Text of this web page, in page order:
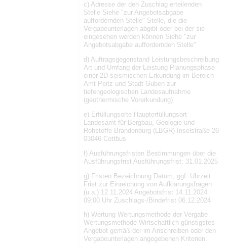
c) Adresse der den Zuschlag erteilenden
Stelle Siehe "zur Angebotsabgabe
auffordernden Stelle" Stelle, die die
Vergabeunterlagen abgibt oder bei der sie
eingesehen werden können Siehe "zur
Angebotsabgabe auffordernden Stelle"
d) Auftragsgegenstand Leistungsbeschreibung
Art und Umfang der Leistung Planungsphase
einer 2D-seismischen Erkundung im Bereich
Amt Peitz und Stadt Guben zur
tiefengeologischen Landesaufnahme
(geothermische Vorerkundung)
e) Erfüllungsorte Haupterfüllungsort
Landesamt für Bergbau, Geologie und
Rohstoffe Brandenburg (LBGR) Inselstraße 26
03046 Cottbus
f) Ausführungsfristen Bestimmungen über die
Ausführungsfrist Ausführungsfrist: 31.01.2025
g) Fristen Bezeichnung Datum, ggf. Uhrzeit
Frist zur Einreichung von Aufklärungsfragen
(u.a.) 12.11.2024 Angebotsfrist 14.11.2024
09:00 Uhr Zuschlags-/Bindefrist 06.12.2024
h) Wertung Wertungsmethode der Vergabe
Wertungsmethode Wirtschaftlich günstigstes
Angebot gemäß der im Anschreiben oder den
Vergabeunterlagen angegebenen Kriterien.